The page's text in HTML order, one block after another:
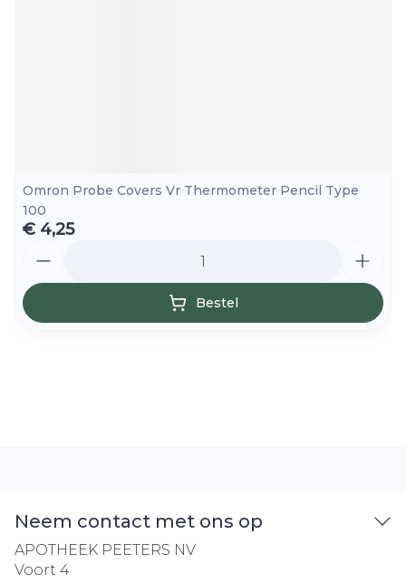
Omron Probe Covers Vr Thermometer Pencil Type
100
€ 4,25
Bestel
Neem contact met ons op
APOTHEEK PEETERS NV
Voort 4